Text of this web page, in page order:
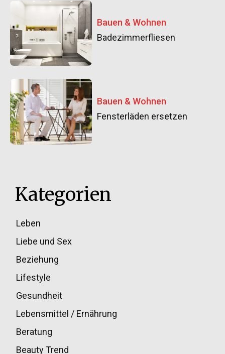
Bauen & Wohnen
Badezimmerfliesen
Bauen & Wohnen
Fensterläden ersetzen
Kategorien
Leben
Liebe und Sex
Beziehung
Lifestyle
Gesundheit
Lebensmittel / Ernährung
Beratung
Beauty Trend